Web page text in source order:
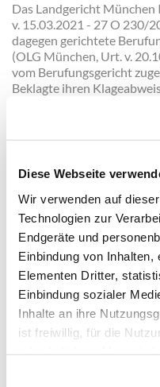
Diese Webseite
Wir verwenden auf
Technologien zur
Endgeräte und
Einbindung von Inhalten,
Elementen Dritter,
Einbindung sozialer
Inhalte an ihre
ist freiwillig, für die
Das Landgericht
v. 15.03.2021 - 27 O 230/
dagegen gerichtete
(OLG München, Urt. v.
vom Berufungsgericht
Beklagte ihren
Wesentliche
von § 305 Abs. 1 Satz 1
verständlich ist und
Beklagten unangemessen
Die Klausel stellt
Geschäftsbedingung im
dar und nicht lediglich
der durchschnittliche
sie der Beklagten das
der Vereinbarung einer
Vermittlungskosten zu
Die fehlende Benennung
die Erhebung von